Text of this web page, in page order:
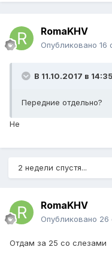
RomaKHV
Опубликовано 16
В 11.10.2017 в
Передние отдельно?
Не
2 недели спустя...
RomaKHV
Опубликовано 26
Отдам за 25 со слезами